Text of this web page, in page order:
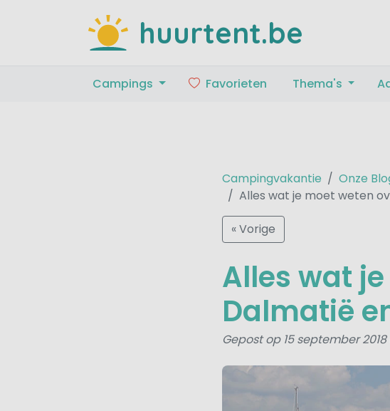
huurtent.be
Campings Favorieten Thema's
Campingvakantie
Onze
Alles wat je moet weten
« Vorige
Alles wat
Dalmatië
Gepost op 15 september